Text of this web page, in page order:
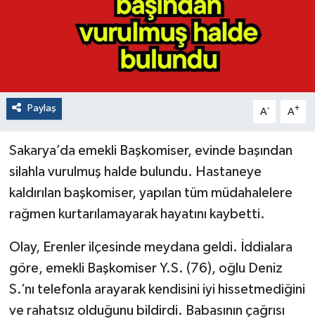
Paylaş A- A+
Sakarya’da emekli Başkomiser, evinde başından
silahla vurulmuş halde bulundu. Hastaneye
kaldırılan başkomiser, yapılan tüm müdahalelere
rağmen kurtarılamayarak hayatını kaybetti.
Olay, Erenler ilçesinde meydana geldi. İddialara
göre, emekli Başkomiser Y.S. (76), oğlu Deniz
S.’nı telefonla arayarak kendisini iyi hissetmediğini
ve rahatsız olduğunu bildirdi. Babasının çağrısı